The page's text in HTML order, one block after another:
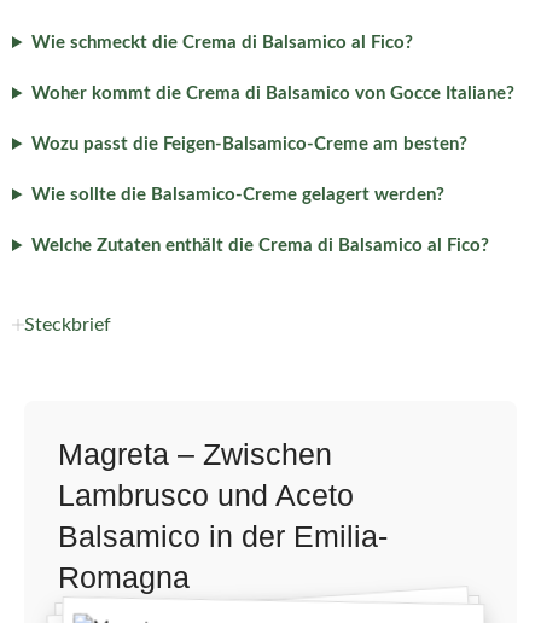
Wie schmeckt die Crema di Balsamico al Fico?
Woher kommt die Crema di Balsamico von Gocce Italiane?
Wozu passt die Feigen-Balsamico-Creme am besten?
Wie sollte die Balsamico-Creme gelagert werden?
Welche Zutaten enthält die Crema di Balsamico al Fico?
Steckbrief
Magreta – Zwischen
Lambrusco und Aceto
Balsamico in der Emilia-
Romagna